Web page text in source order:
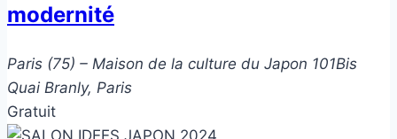
modernité
Paris (75) – Maison de la culture du Japon 101Bis
Quai Branly, Paris
Gratuit